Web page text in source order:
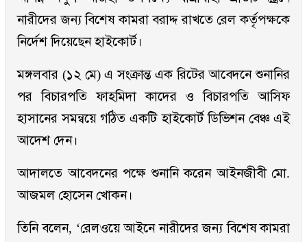
নারীদের জন্য বিশেষ কামরা বরাদ্দ রাখতে রেল কর্তৃপক্ষকে
নির্দেশ দিয়েছেন হাইকোর্ট।
মঙ্গলবার (১২ মে) এ সংক্রান্ত এক রিটের আবেদনে শুনানির
পর বিচারপতি ফাহমিদা কাদের ও বিচারপতি আসিফ
হাসানের সমন্বয়ে গঠিত একটি হাইকোর্ট ডিভিশন বেঞ্চ এই
আদেশ দেন।
আদালতে আবেদনের পক্ষে শুনানি করেন আইনজীবী মো.
আজমল হোসেন খোকন।
তিনি বলেন, ‘রেলওয়ে আইনে নারীদের জন্য বিশেষ কামরা